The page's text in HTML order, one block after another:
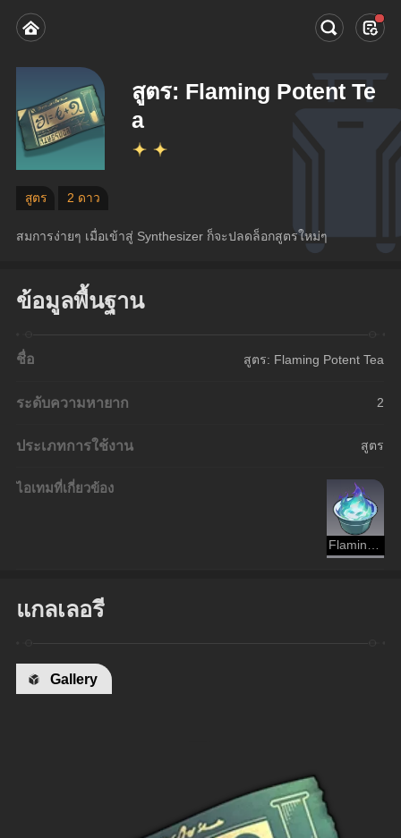
สูตร: Flaming Potent Te
a
สูตร 2 ดาว
สมการง่ายๆ เมื่อเข้าสู่ Synthesizer ก็จะปลดล็อกสูตรใหม่ๆ
ข้อมูลพื้นฐาน
ชื่อ สูตร: Flaming Potent Tea
ระดับความหายาก 2
ประเภทการใช้งาน สูตร
ไอเทมที่เกี่ยวข้อง
Flaming Potent Tea
แกลเลอรี
Gallery